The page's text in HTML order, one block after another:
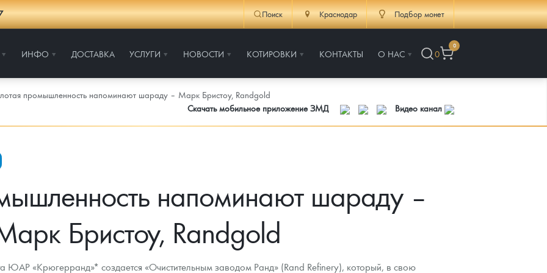
Поиск Краснодар Подбор монет
ИНФО ДОСТАВКА УСЛУГИ НОВОСТИ КОТИРОВКИ КОНТАКТЫ О НАС 0
0
промышленность напоминают шараду – Марк Бристоу, Randgold
Скачать мобильное приложение ЗМД
Видео канал
напоминают шараду –
Бристоу, Randgold
ЮАР «Крюгерранд»* создается «Очистительным заводом Ранд» (Rand Refinery), который, в свою